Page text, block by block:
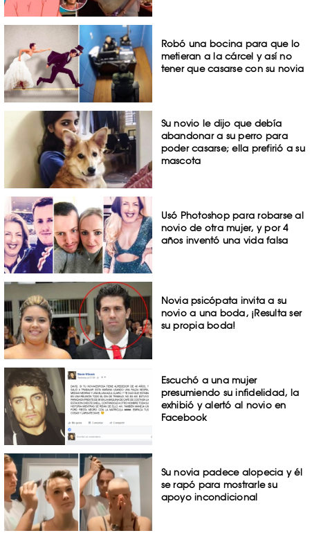
Robó una bocina para que lo
metieran a la cárcel y así no
tener que casarse con su novia
Su novio le dijo que debía
abandonar a su perro para
poder casarse; ella prefirió a su
mascota
Usó Photoshop para robarse al
novio de otra mujer, y por 4
años inventó una vida falsa
Novia psicópata invita a su
novio a una boda, ¡Resulta ser
su propia boda!
Escuchó a una mujer
presumiendo su infidelidad, la
exhibió y alertó al novio en
Facebook
Su novia padece alopecia y él
se rapó para mostrarle su
apoyo incondicional